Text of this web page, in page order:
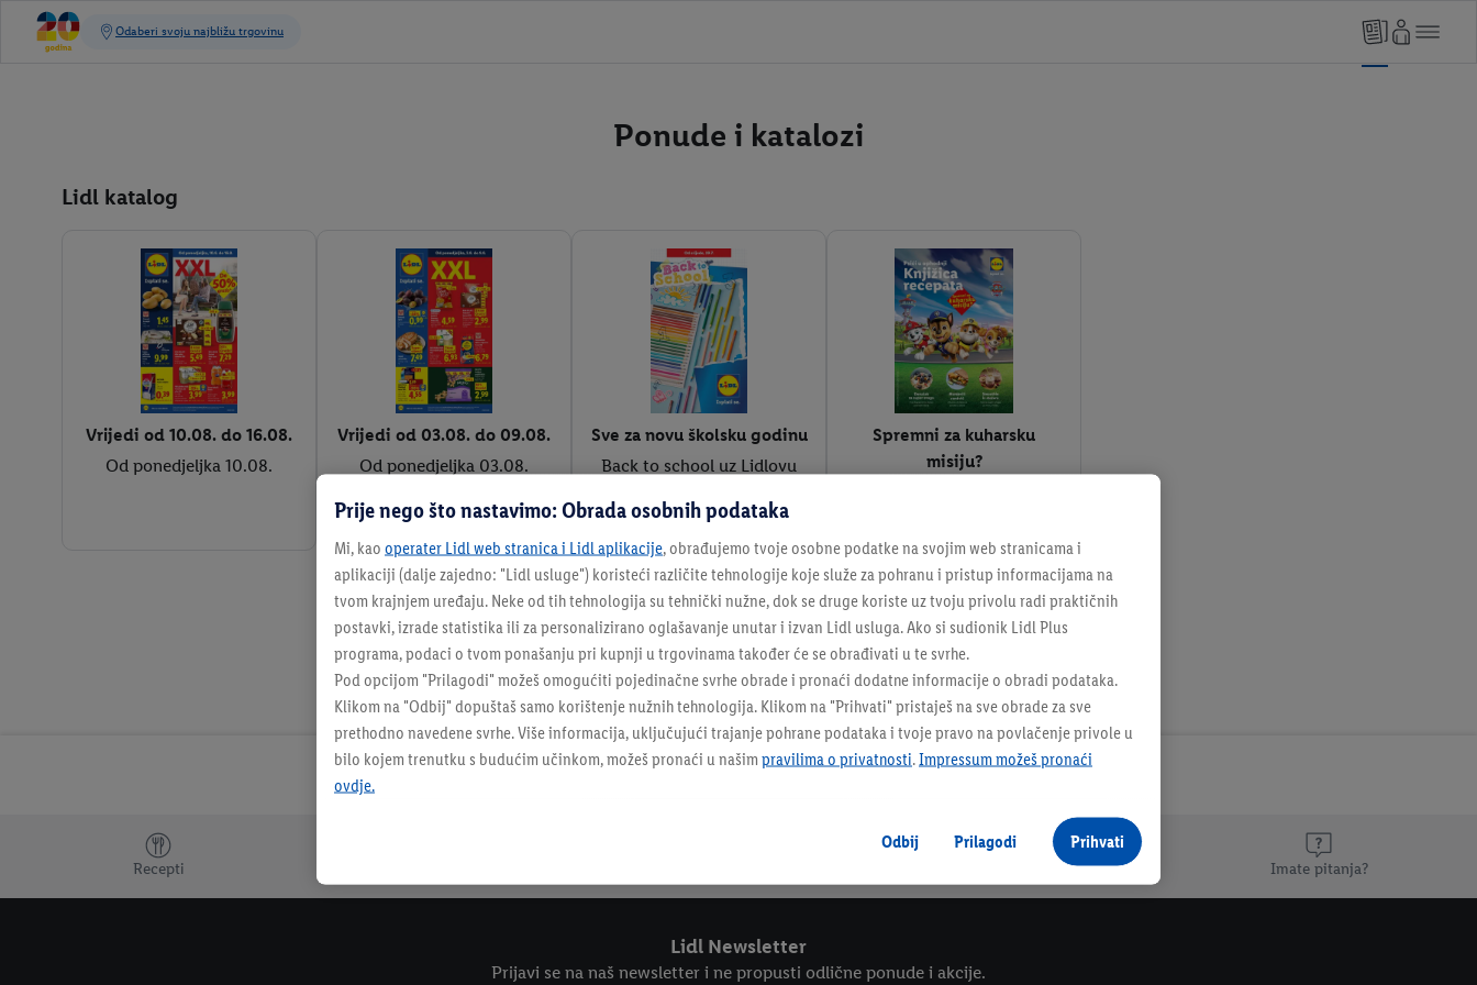
Ponude i katalozi
Lidl katalog
Vrijedi od 10.08. do 16.08.
Od ponedjeljka 10.08.
Vrijedi od 03.08. do 09.08.
Od ponedjeljka 03.08.
Sve za novu školsku godinu
Back to school uz Lidlovu
Spremni za kuharsku
misiju?
Newsletter - prijavi se
Recepti Imate pitanja?
Lidl Newsletter
Prijavi se na naš newsletter i ne propusti odlične ponude i akcije.
Prije nego što nastavimo: Obrada osobnih podataka
Mi, kao operater Lidl web stranica i Lidl aplikacije, obrađujemo tvoje osobne podatke na svojim web stranicama i
aplikaciji (dalje zajedno: "Lidl usluge") koristeći različite tehnologije koje služe za pohranu i pristup informacijama na
tvom krajnjem uređaju. Neke od tih tehnologija su tehnički nužne, dok se druge koriste uz tvoju privolu radi praktičnih
postavki, izrade statistika ili za personalizirano oglašavanje unutar i izvan Lidl usluga. Ako si sudionik Lidl Plus
programa, podaci o tvom ponašanju pri kupnji u trgovinama također će se obrađivati u te svrhe.
Pod opcijom "Prilagodi" možeš omogućiti pojedinačne svrhe obrade i pronaći dodatne informacije o obradi podataka.
Klikom na "Odbij" dopuštaš samo korištenje nužnih tehnologija. Klikom na "Prihvati" pristaješ na sve obrade za sve
prethodno navedene svrhe. Više informacija, uključujući trajanje pohrane podataka i tvoje pravo na povlačenje privole u
bilo kojem trenutku s budućim učinkom, možeš pronaći u našim pravilima o privatnosti.Impressum možeš pronaći
ovdje.
Odbij Prilagodi Prihvati